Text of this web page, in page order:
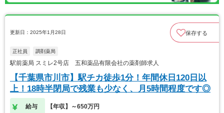
更新日：2025年1月28日 保存する
正社員 調剤薬局
駅前薬局 スミレ2号店 五和薬品有限会社の薬剤師求人
【千葉県市川市】駅チカ徒歩1分！年間休日120日以
上！18時半閉局で残業も少なく、月5時間程度です◎
給与 【年収】～650万円